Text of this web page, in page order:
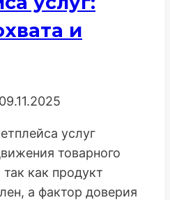
и
09.11.2025
услуг
товарного
как продукт
а фактор доверия